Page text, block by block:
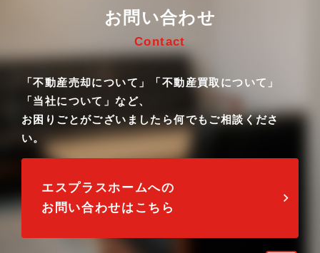
お問い合わせ
Contact
「不動産売却について」「不動産買取について」
「当社について」など、
お困りごとがございましたら何でもご相談くださ
い。
エスプラスホームへの
お問い合わせはこちら